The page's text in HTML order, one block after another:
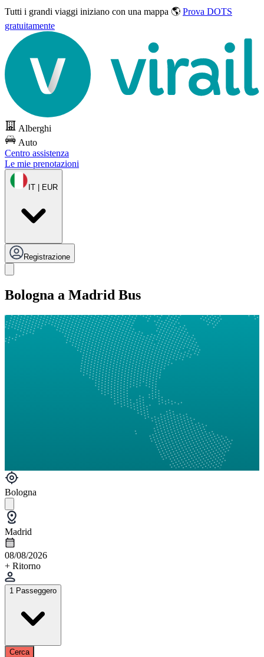
Tutti i grandi viaggi iniziano con una mappa 🌎 Prova DOTS
gratuitamente
Alberghi
Auto
Centro assistenza
Le mie prenotazioni
IT | EUR
Registrazione
Bologna a Madrid Bus
Bologna
Madrid
08/08/2026
+ Ritorno
1 Passeggero
Cerca